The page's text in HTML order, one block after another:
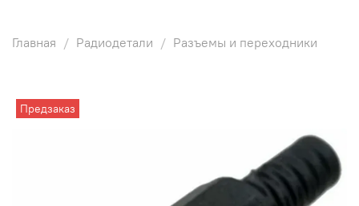
Главная Радиодетали Разъемы и переходники
Предзаказ